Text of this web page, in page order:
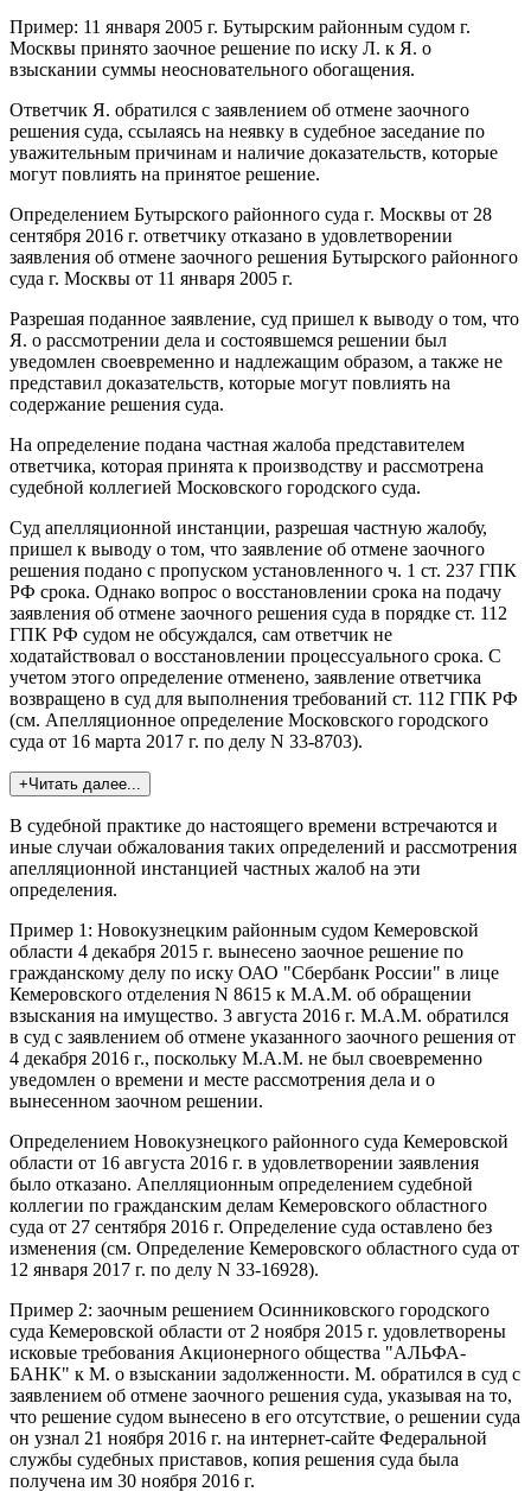
Пример: 11 января 2005 г. Бутырским районным судом г.
Москвы принято заочное решение по иску Л. к Я. о
взыскании суммы неосновательного обогащения.
Ответчик Я. обратился с заявлением об отмене заочного
решения суда, ссылаясь на неявку в судебное заседание по
уважительным причинам и наличие доказательств, которые
могут повлиять на принятое решение.
Определением Бутырского районного суда г. Москвы от 28
сентября 2016 г. ответчику отказано в удовлетворении
заявления об отмене заочного решения Бутырского районного
суда г. Москвы от 11 января 2005 г.
Разрешая поданное заявление, суд пришел к выводу о том, что
Я. о рассмотрении дела и состоявшемся решении был
уведомлен своевременно и надлежащим образом, а также не
представил доказательств, которые могут повлиять на
содержание решения суда.
На определение подана частная жалоба представителем
ответчика, которая принята к производству и рассмотрена
судебной коллегией Московского городского суда.
Суд апелляционной инстанции, разрешая частную жалобу,
пришел к выводу о том, что заявление об отмене заочного
решения подано с пропуском установленного ч. 1 ст. 237 ГПК
РФ срока. Однако вопрос о восстановлении срока на подачу
заявления об отмене заочного решения суда в порядке ст. 112
ГПК РФ судом не обсуждался, сам ответчик не
ходатайствовал о восстановлении процессуального срока. С
учетом этого определение отменено, заявление ответчика
возвращено в суд для выполнения требований ст. 112 ГПК РФ
(см. Апелляционное определение Московского городского
суда от 16 марта 2017 г. по делу N 33-8703).
+Читать далее...
В судебной практике до настоящего времени встречаются и
иные случаи обжалования таких определений и рассмотрения
апелляционной инстанцией частных жалоб на эти
определения.
Пример 1: Новокузнецким районным судом Кемеровской
области 4 декабря 2015 г. вынесено заочное решение по
гражданскому делу по иску ОАО "Сбербанк России" в лице
Кемеровского отделения N 8615 к М.А.М. об обращении
взыскания на имущество. 3 августа 2016 г. М.А.М. обратился
в суд с заявлением об отмене указанного заочного решения от
4 декабря 2016 г., поскольку М.А.М. не был своевременно
уведомлен о времени и месте рассмотрения дела и о
вынесенном заочном решении.
Определением Новокузнецкого районного суда Кемеровской
области от 16 августа 2016 г. в удовлетворении заявления
было отказано. Апелляционным определением судебной
коллегии по гражданским делам Кемеровского областного
суда от 27 сентября 2016 г. Определение суда оставлено без
изменения (см. Определение Кемеровского областного суда от
12 января 2017 г. по делу N 33-16928).
Пример 2: заочным решением Осинниковского городского
суда Кемеровской области от 2 ноября 2015 г. удовлетворены
исковые требования Акционерного общества "АЛЬФА-
БАНК" к М. о взыскании задолженности. М. обратился в суд с
заявлением об отмене заочного решения суда, указывая на то,
что решение судом вынесено в его отсутствие, о решении суда
он узнал 21 ноября 2016 г. на интернет-сайте Федеральной
службы судебных приставов, копия решения суда была
получена им 30 ноября 2016 г.